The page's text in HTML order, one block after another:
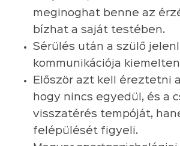
meginoghat benne az
bízhat a saját testében.
Sérülés után a szülő
kommunikációja
Először azt kell éreztetni
hogy nincs egyedül, és a
visszatérés tempóját,
felépülését figyeli.